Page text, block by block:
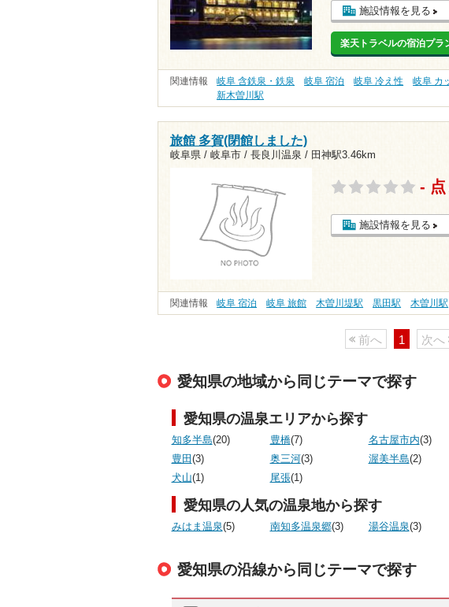
施設情報を見る
楽天トラベルの宿泊プラ
関連情報 岐阜 含鉄泉・鉄泉 岐阜 宿泊 岐阜 冷え性 岐阜 カ
新木曽川駅
旅館 多賀(閉館しました)
岐阜県 / 岐阜市 / 長良川温泉 / 田神駅3.46km
- 点
施設情報を見る
関連情報 岐阜 宿泊 岐阜 旅館 木曽川堤駅 黒田駅 木曽川駅
前へ 1 次へ
愛知県の地域から同じテーマで探す
愛知県の温泉エリアから探す
知多半島(20) 豊橋(7) 名古屋市内(3)
豊田 (3) 奥三河(3) 渥美半島(2)
犬山(1) 尾張(1)
愛知県の人気の温泉地から探す
みはま温泉(5) 南知多温泉郷(3) 湯谷温泉(3)
愛知県の沿線から同じテーマで探す